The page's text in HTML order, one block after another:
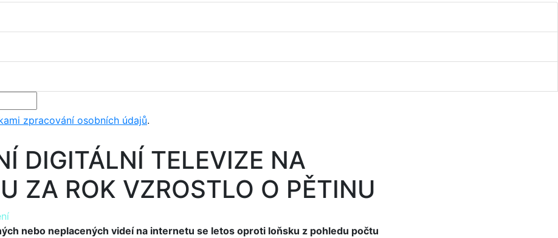
zpracování osobních údajů.
DIGITÁLNÍ TELEVIZE NA
ZA ROK VZROSTLO O PĚTINU
nebo neplacených videí na internetu se letos oproti loňsku z pohledu počtu